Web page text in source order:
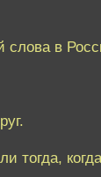
слова в
тогда,